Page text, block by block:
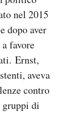
nel 2015
dopo aver
favore
Ernst,
aveva
contro
gruppi di